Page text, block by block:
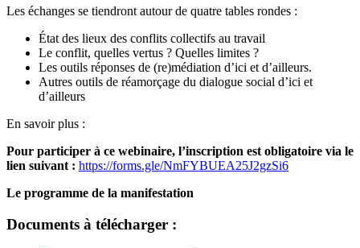
Les échanges se tiendront autour de quatre tables rondes :
État des lieux des conflits collectifs au travail
Le conflit, quelles vertus ? Quelles limites ?
Les outils réponses de (re)médiation d’ici et d’ailleurs.
Autres outils de réamorçage du dialogue social d’ici et
d’ailleurs
En savoir plus :
Pour participer à ce webinaire, l’inscription est obligatoire via le
lien suivant : https://forms.gle/NmFYBUEA25J2gzSi6
Le programme de la manifestation
Documents à télécharger :